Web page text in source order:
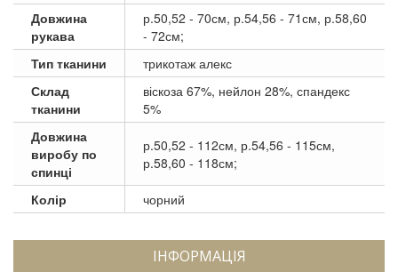
Довжина
рукава
р.50,52 - 70см, р.54,56 - 71см, р.58,60
- 72см;
Тип тканини
трикотаж алекс
Склад
тканини
віскоза 67%, нейлон 28%, спандекс
5%
Довжина
виробу по
спинці
р.50,52 - 112см, р.54,56 - 115см,
р.58,60 - 118см;
Колір чорний
ІНФОРМАЦІЯ